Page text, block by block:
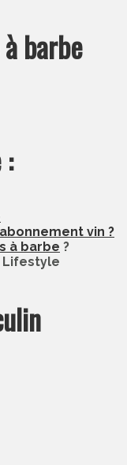
barbe
:
vin ?
à barbe ?
Lifestyle